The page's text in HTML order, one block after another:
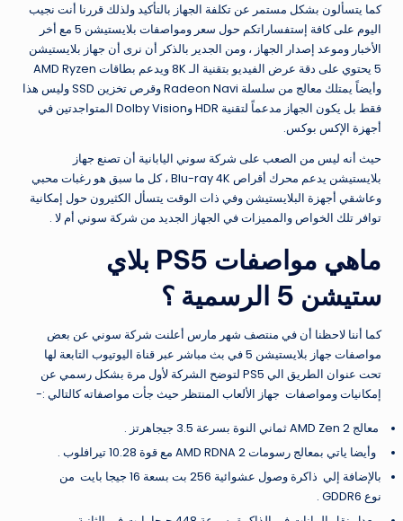
كما يتسألون بشكل مستمر عن تكلفة الجهاز بالتأكيد ولذلك قررنا أنت نجيب
اليوم على كافة إستفساراتكم حول سعر ومواصفات بلايستيشن 5 مع أخر
الأخبار وموعد إصدار الجهاز ، ومن الجدير بالذكر أن نرى أن جهاز بلايستيشن
5 يحتوي على دقة عرض الفيديو بتقنية الـ 8K ويدعم بطاقات AMD Ryzen
وأيضاً يمتلك معالج من سلسلة Radeon Navi وقرص تخزين SSD وليس هذا
فقط بل يكون الجهاز مدعماً لتقنية HDR وDolby Vision المتواجدتين في
أجهزة الإكس بوكس.
حيث أنه ليس من الصعب على شركة سوني اليابانية أن تصنع جهاز
بلايستيشن يدعم محرك أقراص Blu-ray 4K ، كل ما سبق هو رغبات محبي
وعاشقي أجهزة البلايستيشن وفي ذات الوقت يتسأل الكثيرون حول إمكانية
توافر تلك الخواص والمميزات في الجهاز الجديد من شركة سوني أم لا .
ماهي مواصفات PS5 بلاي
ستيشن 5 الرسمية ؟
كما أننا لاحظنا أن في منتصف شهر مارس أعلنت شركة سوني عن بعض
مواصفات جهاز بلايستيشن 5 في بث مباشر عبر قناة اليوتيوب التابعة لها
تحت عنوان الطريق الي PS5 لتوضح الشركة لأول مرة بشكل رسمي عن
إمكانيات ومواصفات جهاز الألعاب المنتظر حيث جأت مواصفاته كالتالي :-
معالج AMD Zen 2 ثماني النوة بسرعة 3.5 جيجاهرتز .
وأيضا ياتي بمعالج رسومات AMD RDNA 2 مع قوة 10.28 تيرافلوب .
بالإضافة إلي ذاكرة وصول عشوائية 256 بت بسعة 16 جيجا بايت من
نوع GDDR6 .